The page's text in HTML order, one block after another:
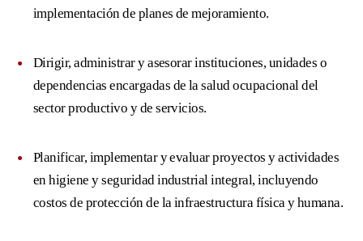
implementación de planes de mejoramiento.
Dirigir, administrar y asesorar instituciones, unidades o
dependencias encargadas de la salud ocupacional del
sector productivo y de servicios.
Planificar, implementar y evaluar proyectos y actividades
en higiene y seguridad industrial integral, incluyendo
costos de protección de la infraestructura física y humana.